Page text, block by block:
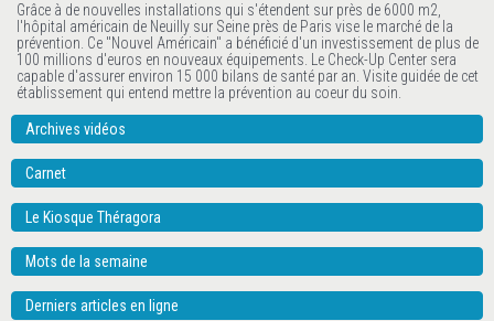
Grâce à de nouvelles installations qui s'étendent sur près de 6000 m2,
l'hôpital américain de Neuilly sur Seine près de Paris vise le marché de la
prévention. Ce "Nouvel Américain" a bénéficié d'un investissement de plus de
100 millions d'euros en nouveaux équipements. Le Check-Up Center sera
capable d'assurer environ 15 000 bilans de santé par an. Visite guidée de cet
établissement qui entend mettre la prévention au coeur du soin.
Archives vidéos
Carnet
Le Kiosque Théragora
Mots de la semaine
Derniers articles en ligne